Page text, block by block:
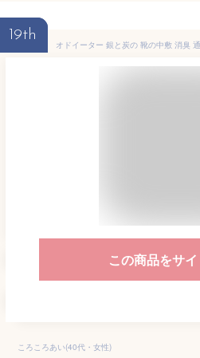
19th
この商品をサ
ころころあい(40代・女性)